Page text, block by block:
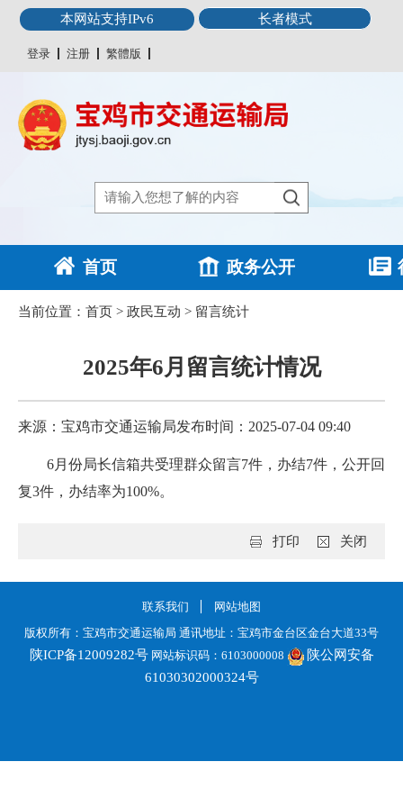
本网站支持IPv6 长者模式
登录 注册 繁體版
首页 政务公开
当前位置： 首页 > 政民互动 > 留言统计
2025年6月留言统计情况
来源：宝鸡市交通运输局发布时间：2025-07-04 09:40
6月份局长信箱共受理群众留言7件，办结7件，公开回
复3件，办结率为100%。
关闭
打印
联系我们
网站地图
版权所有：宝鸡市交通运输局 通讯地址：宝鸡市金台区金台大道33号
陕ICP备12009282号网站标识码：6103000008
陕公网安备
61030302000324号